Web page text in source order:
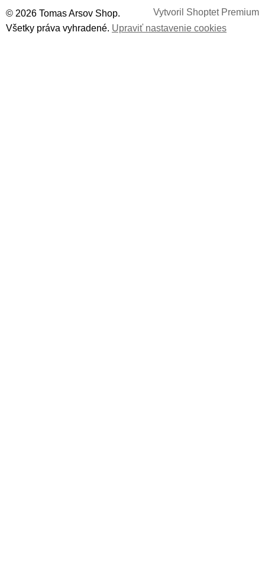
Vytvoril Shoptet Premium
© 2026 Tomas Arsov Shop.
Všetky práva vyhradené. Upraviť nastavenie cookies